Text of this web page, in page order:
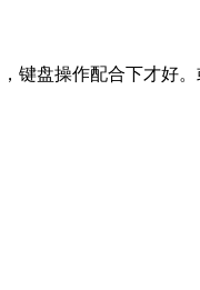
键盘操作配合下才好。